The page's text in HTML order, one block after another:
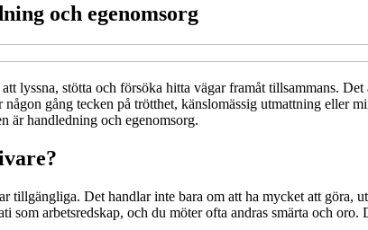
och egenomsorg
lyssna, stötta och försöka hitta vägar framåt tillsammans.
gång tecken på trötthet, känslomässig utmattning eller
är handledning och egenomsorg.
tillgängliga. Det handlar inte bara om att ha mycket att göra,
arbetsredskap, och du möter ofta andras smärta och oro.